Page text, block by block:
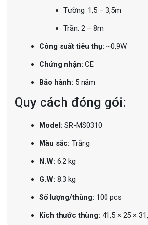
Tường: 1,5 – 3,5m
Trần: 2 – 8m
Công suất tiêu thụ: ~0,9W
Chứng nhận: CE
Bảo hành: 5 năm
Quy cách đóng gói:
Model: SR-MS0310
Màu sắc: Trắng
N.W: 6.2 kg
G.W: 8.3 kg
Số lượng/thùng: 100 pcs
Kích thước thùng: 41,5 × 25 ×